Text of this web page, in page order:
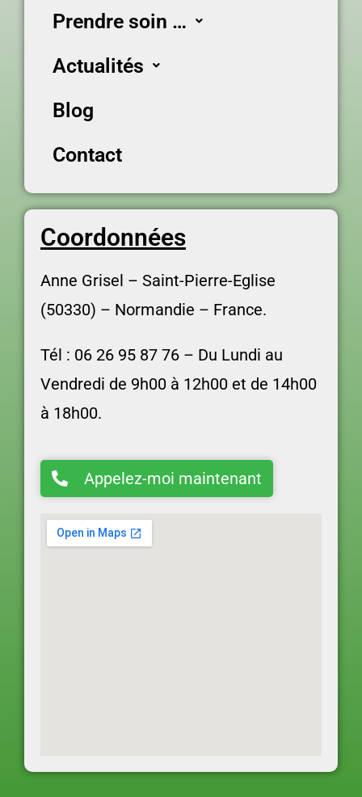
Prendre soin …
Actualités
Blog
Contact
Coordonnées
Anne Grisel – Saint-Pierre-Eglise
(50330) – Normandie – France.
Tél : 06 26 95 87 76 – Du Lundi au
Vendredi de 9h00 à 12h00 et de 14h00
à 18h00.
Appelez-moi maintenant